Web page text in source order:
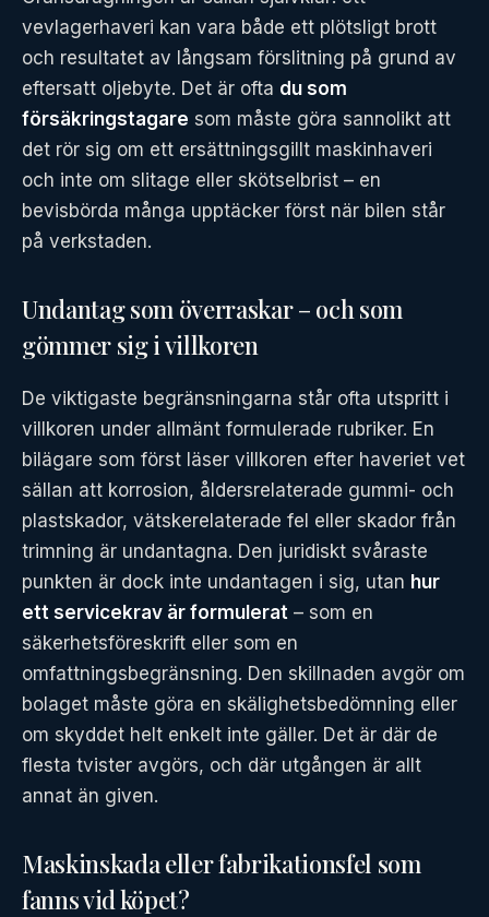
vevlagerhaveri kan vara både ett plötsligt brott
och resultatet av långsam förslitning på grund av
eftersatt oljebyte. Det är ofta du som
försäkringstagare som måste göra sannolikt att
det rör sig om ett ersättningsgillt maskinhaveri
och inte om slitage eller skötselbrist – en
bevisbörda många upptäcker först när bilen står
på verkstaden.
Undantag som överraskar – och som
gömmer sig i villkoren
De viktigaste begränsningarna står ofta utspritt i
villkoren under allmänt formulerade rubriker. En
bilägare som först läser villkoren efter haveriet vet
sällan att korrosion, åldersrelaterade gummi- och
plastskador, vätskerelaterade fel eller skador från
trimning är undantagna. Den juridiskt svåraste
punkten är dock inte undantagen i sig, utan hur
ett servicekrav är formulerat – som en
säkerhetsföreskrift eller som en
omfattningsbegränsning. Den skillnaden avgör om
bolaget måste göra en skälighetsbedömning eller
om skyddet helt enkelt inte gäller. Det är där de
flesta tvister avgörs, och där utgången är allt
annat än given.
Maskinskada eller fabrikationsfel som
fanns vid köpet?